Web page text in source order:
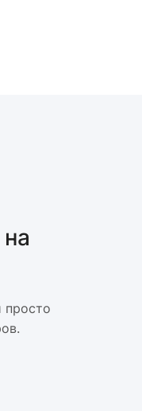
просто